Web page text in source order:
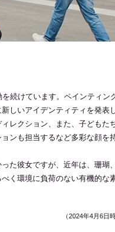
続けています。ペインティン
しいアイデンティティを発表
レクション、また、子どもた
ンも担当するなど多彩な顔を
た彼女ですが、近年は、珊瑚、
く環境に負荷のない有機的な
（2024年4月6日